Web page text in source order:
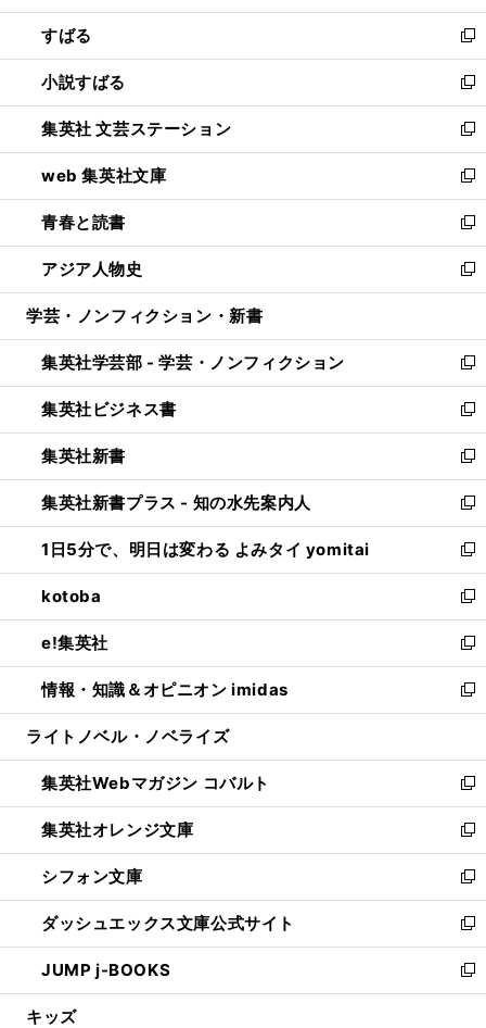
開
く
ウ
で
開
く
ン
ド
ウ
で
開
く
すばる
新
し
い
ウ
ィ
ン
ド
ウ
で
開
く
小説すばる
新
し
い
ウ
ィ
ン
ド
ウ
で
開
集英社 文芸ステーション
新
し
い
ウ
ィ
ン
ド
ウ
開
く
web 集英社文庫
新
し
い
ウ
ィ
ン
ウ
で
開
く
青春と読書
新
し
い
ウ
ン
ド
ウ
で
開
く
アジア人物史
新
し
ウ
ィ
ン
ド
ウ
で
開
く
学芸・ノンフィクション・新書
集英社学芸部 - 学芸・ノンフィクション
新
し
い
ウ
ィ
ン
ド
ウ
で
開
く
集英社ビジネス書
新
し
い
ウ
ィ
ン
ド
ウ
で
開
く
集英社新書
新
し
い
ウ
ィ
ン
ド
ウ
で
開
く
集英社新書プラス - 知の水先案内人
新
し
い
ウ
ィ
ン
ド
ウ
で
開
1日5分で、明日は変わる よみタイ yomitai
新
し
い
ウ
ィ
ン
ド
ウ
開
く
kotoba
新
し
い
ウ
ィ
ン
ウ
で
開
く
e!集英社
新
し
い
ウ
ン
ド
ウ
で
開
く
情報・知識＆オピニオン imidas
新
し
ウ
ィ
ン
ド
ウ
で
開
く
ライトノベル・ノベライズ
集英社Webマガジン コバルト
新
し
い
ウ
ィ
ン
ド
ウ
で
開
集英社オレンジ文庫
新
し
い
ウ
ィ
ン
ド
ウ
シフォン文庫
新
し
い
ウ
ィ
ン
ダッシュエックス文庫公式サイト
新
し
い
ウ
JUMP j-BOOKS
新
し
キッズ